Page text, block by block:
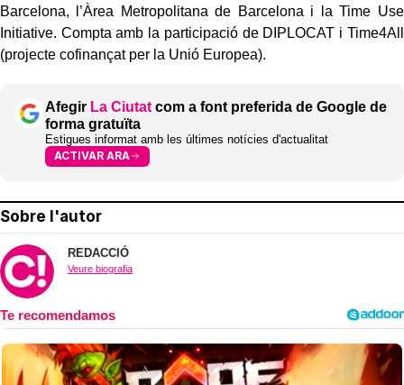
Barcelona, l’Àrea Metropolitana de Barcelona i la Time Use
Initiative. Compta amb la participació de DIPLOCAT i Time4All
(projecte cofinançat per la Unió Europea).
Afegir La Ciutat com a font preferida de Google de
forma gratuïta
Estigues informat amb les últimes notícies d'actualitat
ACTIVAR ARA
Sobre l'autor
REDACCIÓ
Veure biografia